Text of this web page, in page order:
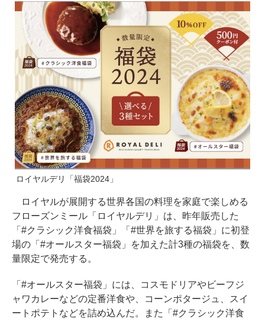
ロイヤルデリ「福袋2024」
ロイヤルが展開する世界各国の料理を家庭で楽しめる
フローズンミール「ロイヤルデリ」は、昨年販売した
「#クラシック洋食福袋」「#世界を旅する福袋」に初登
場の「#オールスター福袋」を加えた計3種の福袋を、数
量限定で発売する。
「#オールスター福袋」には、コスモドリアやビーフジ
ャワカレーなどの定番洋食や、コーンポタージュ、スイ
ートポテトなどを詰め込んだ。また「#クラシック洋食